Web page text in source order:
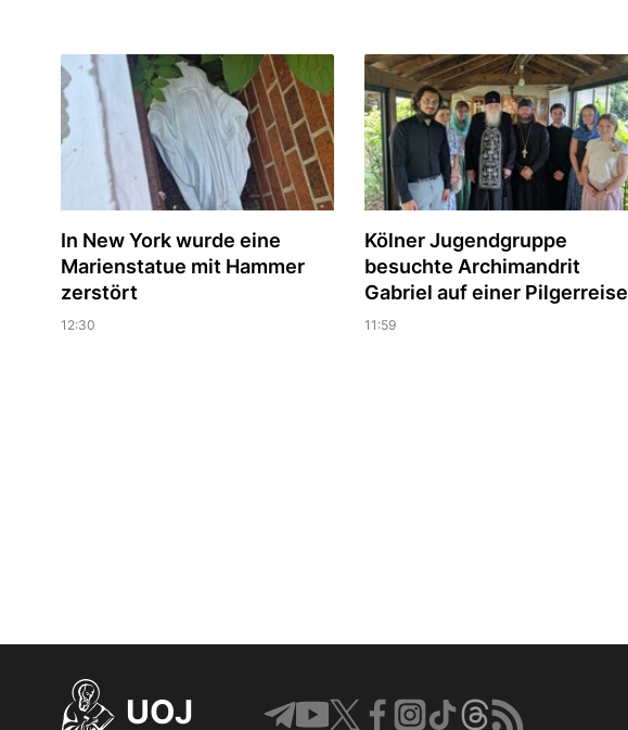
In New York wurde eine
Marienstatue mit Hammer
zerstört
12:30
Kölner Jugendgruppe
besuchte Archimandrit
Gabriel auf einer Pilgerreise
11:59
UOJ